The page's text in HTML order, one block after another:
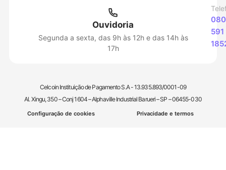
Ouvidoria
Segunda a sexta, das 9h às 12h e das 14h às
17h
591
Celcoin Instituição de Pagamento S.A - 13.935.893/0001-09
Al. Xingu, 350 – Conj 1604 – Alphaville Industrial Barueri – SP – 06455-030
Configuração de cookies Privacidade e termos